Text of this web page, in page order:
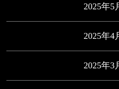
2025年5
2025年4
2025年3